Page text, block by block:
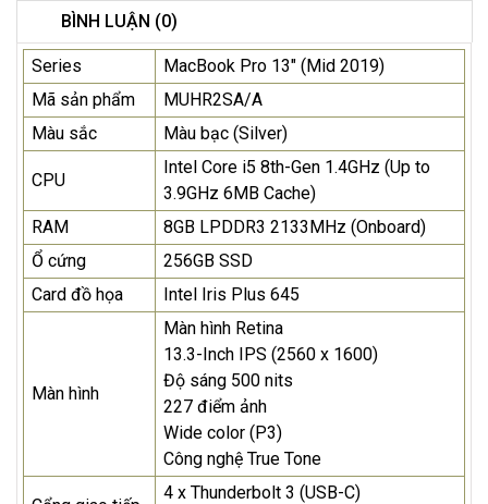
BÌNH LUẬN (0)
Series
MacBook Pro 13" (Mid 2019)
Mã sản phẩm
MUHR2SA/A
Màu sắc
Màu bạc (Silver)
CPU
Intel Core i5 8th-Gen 1.4GHz (Up to
3.9GHz 6MB Cache)
RAM
8GB LPDDR3 2133MHz (Onboard)
Ổ cứng
256GB SSD
Card đồ họa
Intel Iris Plus 645
Màn hình
Màn hình Retina
13.3-Inch IPS (2560 x 1600)
Độ sáng 500 nits
227 điểm ảnh
Wide color (P3)
Công nghệ True Tone
4 x Thunderbolt 3 (USB-C)